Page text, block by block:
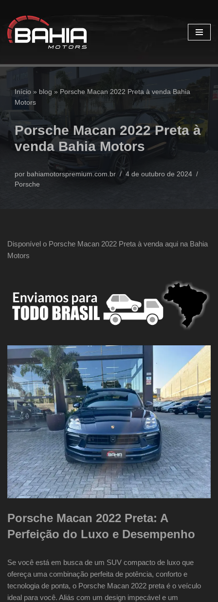
Pular
para
Início » blog» Porsche Macan 2022 Preta à venda Bahia
Motors
Porsche Macan 2022 Preta à
venda Bahia Motors
por bahiamotorspremium.com.br
4 de outubro de 2024
Porsche
Disponível o Porsche Macan 2022 Preta à venda aqui na Bahia
Motors
Porsche Macan 2022 Preta: A
Perfeição do Luxo e Desempenho
Se você está em busca de um SUV compacto de luxo que
ofereça uma combinação perfeita de potência, conforto e
tecnologia de ponta, o Porsche Macan 2022 preta é o veículo
ideal para você. Aliás com um design impecável e um